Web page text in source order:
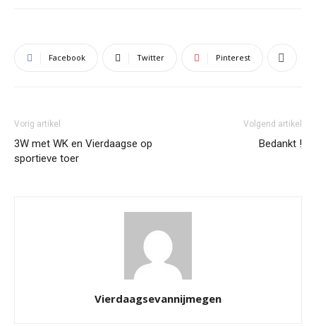
Facebook Twitter Pinterest
Vorig artikel
3W met WK en Vierdaagse op
sportieve toer
Volgend artikel
Bedankt !
Vierdaagsevannijmegen